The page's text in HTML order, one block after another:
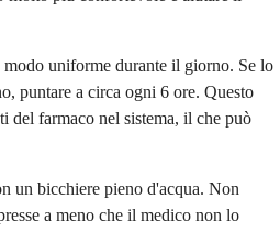
uniforme durante il giorno. Se lo
puntare a circa ogni 6 ore. Questo
del farmaco nel sistema, il che può
un bicchiere pieno d'acqua. Non
a meno che il medico non lo